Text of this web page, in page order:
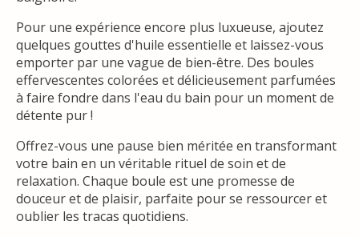
Pour une expérience encore plus luxueuse, ajoutez
quelques gouttes d'huile essentielle et laissez-vous
emporter par une vague de bien-être. Des boules
effervescentes colorées et délicieusement parfumées
à faire fondre dans l'eau du bain pour un moment de
détente pur !
Offrez-vous une pause bien méritée en transformant
votre bain en un véritable rituel de soin et de
relaxation. Chaque boule est une promesse de
douceur et de plaisir, parfaite pour se ressourcer et
oublier les tracas quotidiens.